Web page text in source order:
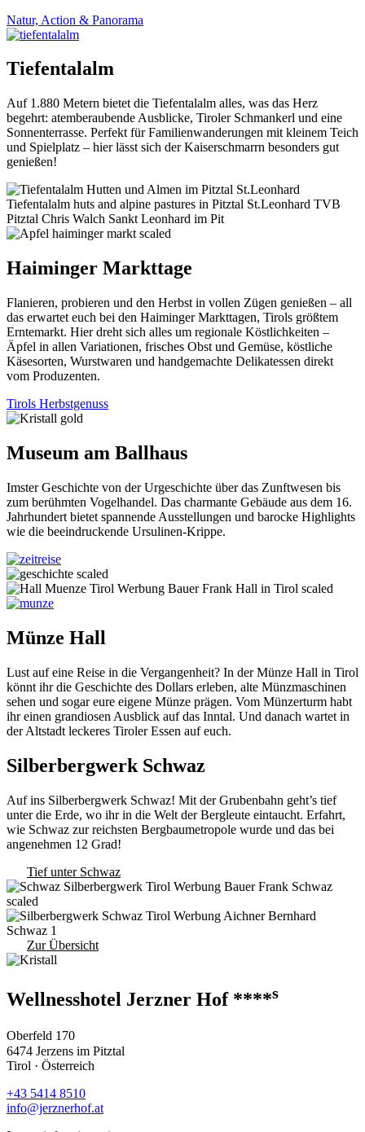
Natur, Action & Panorama
Tiefentalalm
Auf 1.880 Metern bietet die Tiefentalalm alles, was das Herz
begehrt: atemberaubende Ausblicke, Tiroler Schmankerl und eine
Sonnenterrasse. Perfekt für Familienwanderungen mit kleinem Teich
und Spielplatz – hier lässt sich der Kaiserschmarrn besonders gut
genießen!
Haiminger Markttage
Flanieren, probieren und den Herbst in vollen Zügen genießen – all
das erwartet euch bei den Haiminger Markttagen, Tirols größtem
Erntemarkt. Hier dreht sich alles um regionale Köstlichkeiten –
Äpfel in allen Variationen, frisches Obst und Gemüse, köstliche
Käsesorten, Wurstwaren und handgemachte Delikatessen direkt
vom Produzenten.
Tirols Herbstgenuss
Museum am Ballhaus
Imster Geschichte von der Urgeschichte über das Zunftwesen bis
zum berühmten Vogelhandel. Das charmante Gebäude aus dem 16.
Jahrhundert bietet spannende Ausstellungen und barocke Highlights
wie die beeindruckende Ursulinen-Krippe.
Münze Hall
Lust auf eine Reise in die Vergangenheit? In der Münze Hall in Tirol
könnt ihr die Geschichte des Dollars erleben, alte Münzmaschinen
sehen und sogar eure eigene Münze prägen. Vom Münzerturm habt
ihr einen grandiosen Ausblick auf das Inntal. Und danach wartet in
der Altstadt leckeres Tiroler Essen auf euch.
Silberbergwerk Schwaz
Auf ins Silberbergwerk Schwaz! Mit der Grubenbahn geht’s tief
unter die Erde, wo ihr in die Welt der Bergleute eintaucht. Erfahrt,
wie Schwaz zur reichsten Bergbaumetropole wurde und das bei
angenehmen 12 Grad!
Tief unter Schwaz
Zur Übersicht
Wellnesshotel Jerzner Hof ****s
Oberfeld 170
6474 Jerzens im Pitztal
Tirol · Österreich
+43 5414 8510
info@jerznerhof.at